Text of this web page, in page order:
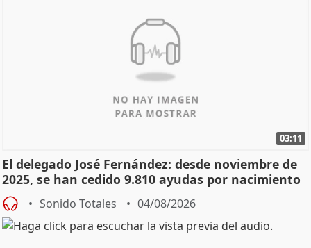
03:11
El delegado José Fernández: desde noviembre de
2025, se han cedido 9.810 ayudas por nacimiento
Sonido Totales 04/08/2026